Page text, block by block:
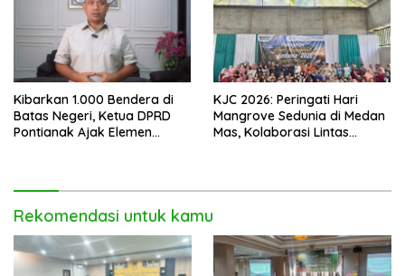
Kibarkan 1.000 Bendera di
Batas Negeri, Ketua DPRD
Pontianak Ajak Elemen
KJC 2026: Peringati Hari
Mangrove Sedunia di Medan
Mas, Kolaborasi Lintas
Rekomendasi untuk kamu